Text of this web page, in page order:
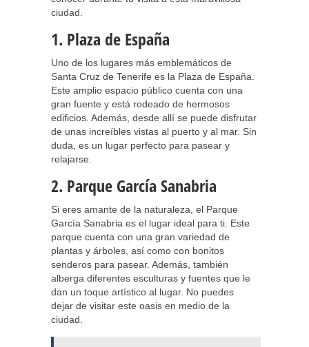
ciudad.
1. Plaza de España
Uno de los lugares más emblemáticos de
Santa Cruz de Tenerife es la Plaza de España.
Este amplio espacio público cuenta con una
gran fuente y está rodeado de hermosos
edificios. Además, desde allí se puede disfrutar
de unas increíbles vistas al puerto y al mar. Sin
duda, es un lugar perfecto para pasear y
relajarse.
2. Parque García Sanabria
Si eres amante de la naturaleza, el Parque
García Sanabria es el lugar ideal para ti. Este
parque cuenta con una gran variedad de
plantas y árboles, así como con bonitos
senderos para pasear. Además, también
alberga diferentes esculturas y fuentes que le
dan un toque artístico al lugar. No puedes
dejar de visitar este oasis en medio de la
ciudad.